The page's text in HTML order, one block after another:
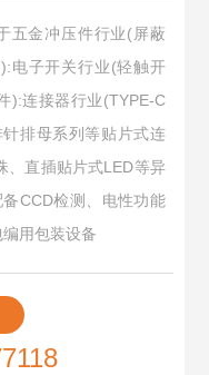
五金冲压件行业(屏蔽
电子开关行业(轻触开
):连接器行业(TYPE-C
排母系列等贴片式连
、直插贴片式LED等异
CCD检测、电性功能
用包装设备